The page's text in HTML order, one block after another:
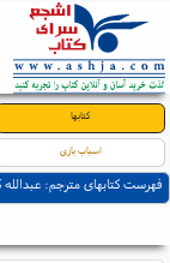
کتابها
اسباب بازی
فهرست کتابهای مترجم: عبدالله